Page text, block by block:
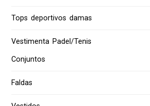
Tops deportivos damas
Vestimenta Padel/Tenis
Conjuntos
Faldas